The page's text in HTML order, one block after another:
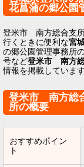
花菖蒲の郷公園
登米市 南方総合支
行くときに便利な宮
の郷公園管理事務所
号など登米市 南方総
情報を掲載しています
登米市 南方総
所の概要
おすすめポイン
ト